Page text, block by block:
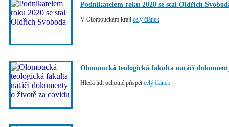
Podnikatelem roku 2020 se stal Oldřich
V Olomouckém kraji celý článek
Olomoucká teologická fakulta natáčí
Hledá lidi ochotné přispět celý článek